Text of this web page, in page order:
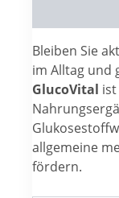
Bleiben Sie
im Alltag und
GlucoVital
allgemeine
fördern.